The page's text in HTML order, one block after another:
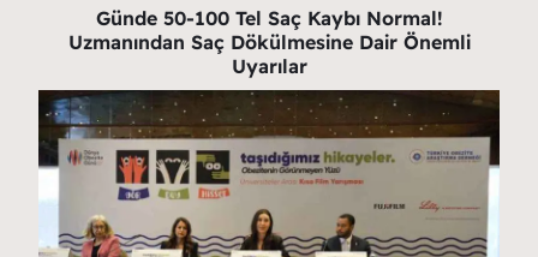
Günde 50-100 Tel Saç Kaybı Normal!
Uzmanından Saç Dökülmesine Dair Önemli
Uyarılar